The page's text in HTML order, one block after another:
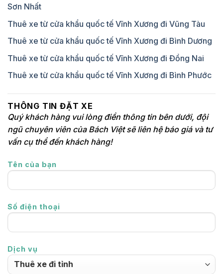
Sơn Nhất
Thuê xe từ cửa khẩu quốc tế Vĩnh Xương đi Vũng Tàu
Thuê xe từ cửa khẩu quốc tế Vĩnh Xương đi Bình Dương
Thuê xe từ cửa khẩu quốc tế Vĩnh Xương đi Đồng Nai
Thuê xe từ cửa khẩu quốc tế Vĩnh Xương đi Bình Phước
THÔNG TIN ĐẶT XE
Quý khách hàng vui lòng điền thông tin bên dưới, đội
ngũ chuyên viên của Bách Việt sẽ liên hệ báo giá và tư
vấn cụ thể đến khách hàng!
Tên của bạn
Số điện thoại
Dịch vụ